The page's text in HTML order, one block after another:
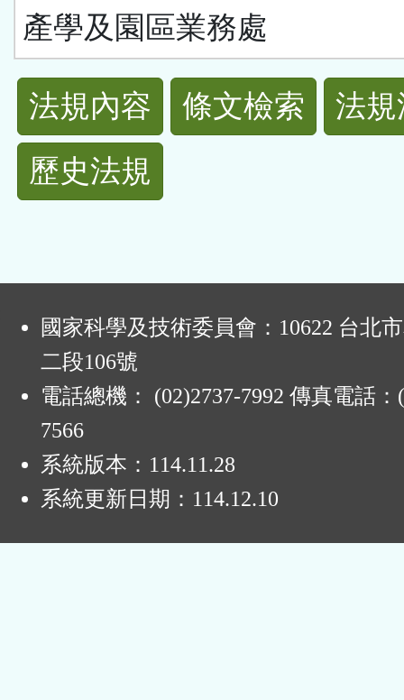
產學及園區業務處
法
規
功
按
鈕
區
法規內容 條文檢索
法
歷史法規
國家科學及技術委員會：10622 台北
二段106號
電話總機： (02)2737-7992 傳真電話：
7566
系統版本： 114.11.28
系統更新日期： 114.12.10